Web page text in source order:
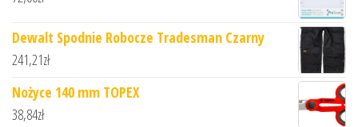
Dewalt Spodnie Robocze Tradesman Czarny
241,21zł
Nożyce 140 mm TOPEX
38,84zł